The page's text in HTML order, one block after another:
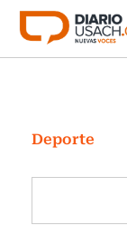
Click acá para
Investigación
Cultura
Programas
Deporte